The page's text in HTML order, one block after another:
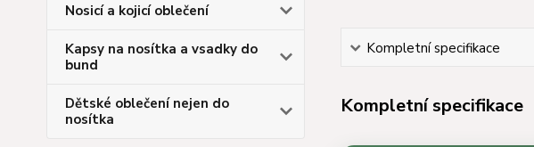
Nosicí a kojicí oblečení
Kapsy na nosítka a vsadky do
bund
Dětské oblečení nejen do
nosítka
Kompletní specifikace
Kompletní specifikace